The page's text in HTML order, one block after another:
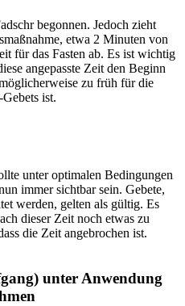
begonnen. Jedoch zieht
etwa 2 Minuten von
für das Fasten ab. Es ist wichtig
angepasste Zeit den Beginn
zu früh für die
ist.
unter optimalen Bedingungen
immer sichtbar sein. Gebete,
werden, gelten als gültig. Es
dieser Zeit noch etwas zu
die Zeit angebrochen ist.
unter Anwendung